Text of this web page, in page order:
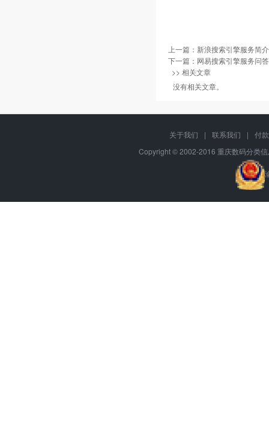
上一篇： 新浪搜索引擎服务简介
下一篇： 网易搜索引擎服务问答
>> 相关文章
没有相关文章。
关于我们 | 联系我们 |
付
Copyright © 2002-2016 重庆数码分类